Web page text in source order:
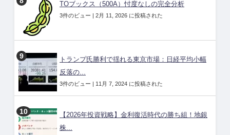
TOブックス（500A）忖度なしの完全分析
3件のビュー | 2月 11, 2026 に投稿された
トランプ氏勝利で揺れる東京市場：日経平均小幅
反落の...
3件のビュー | 11月 7, 2024 に投稿された
【2026年投資戦略】金利復活時代の勝ち組！地銀
株...